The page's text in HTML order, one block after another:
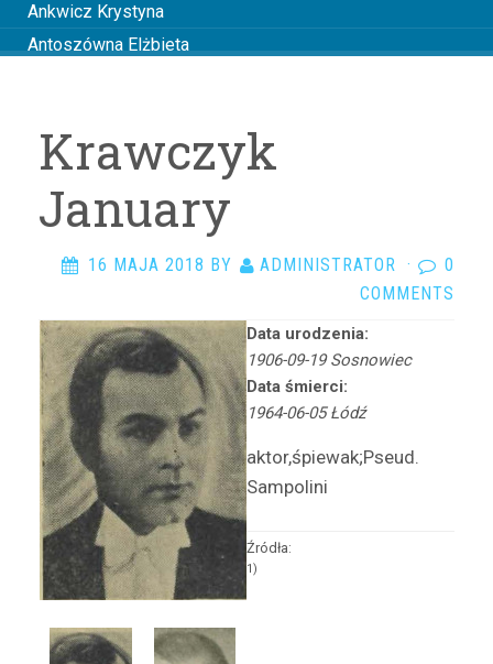
Ankwicz Krystyna
Antoszówna Elżbieta
Arciszewska Wiktoria
Arciszewska Danuta
Arczyńska Maria
Arkadi Ari
Arnd-Leska Halina
Arnoldówna Maria
Arnoldt Wiktor
Aston Adam
Azarewicz Helena
Bąbolska Maria
Bachnerówna Regina
Bajkowska Zofia
Balcerkiewiczówna Maria
Balcerzak Aleksander
Krawczyk
January
16 MAJA 2018 BY ADMINISTRATOR ·
0
COMMENTS
Data urodzenia:
1906-09-19 Sosnowiec
Data śmierci:
1964-06-05 Łódź
aktor,śpiewak;Pseud.
Sampolini
Źródła:
1)